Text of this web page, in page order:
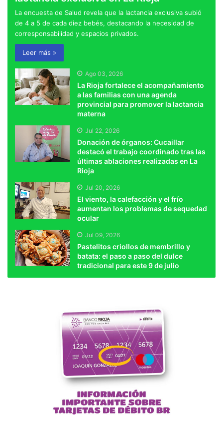
La encuesta de Salud revela que la lactancia exclusiva subió
de 4 a 5 de cada diez bebés, destacando la necesidad de
corresponsabilidad y espacios privados.
Leer más »
Ago 03, 2026
La Rioja fortalece el acompañamiento
a las familias con una agenda
provincial para promover la lactancia
materna
Jul 22, 2026
Donación de órganos: Cucaillar
destacó el trabajo coordinado tras las
últimas ablaciones realizadas en La
Rioja
Jul 20, 2026
El viento, la calefacción y el frío
aumentan los problemas de sequedad
ocular
Jul 09, 2026
Pastelitos criollos de membrillo y
batata: el paso a paso del dulce
tradicional para este 9 de julio